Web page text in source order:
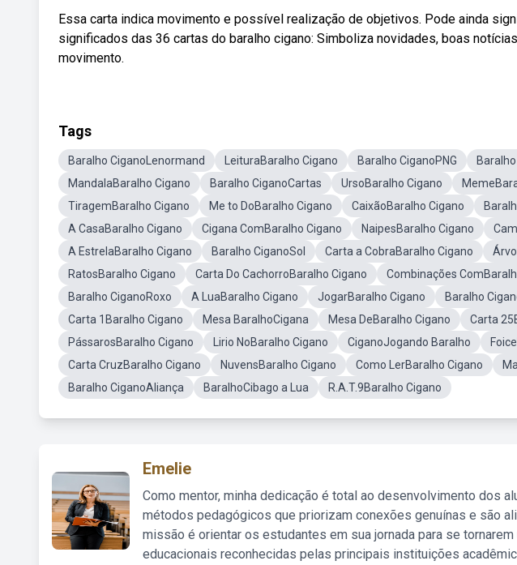
Essa carta indica movimento e possível realização de objetivos. Pode ainda
significados das 36 cartas do baralho cigano: Simboliza novidades, boas
movimento.
Tags
Baralho CiganoLenormand LeituraBaralho Cigano Baralho CiganoPNG
MandalaBaralho Cigano
Baralho CiganoCartas UrsoBaralho Cigano
TiragemBaralho Cigano
Me to DoBaralho Cigano CaixãoBaralho Cigano
A CasaBaralho Cigano
Cigana ComBaralho Cigano NaipesBaralho Cigano
A EstrelaBaralho Cigano
Baralho CiganoSol Carta a CobraBaralho Cigano
RatosBaralho Cigano
Carta Do CachorroBaralho Cigano Combinações
Baralho CiganoRoxo
A LuaBaralho Cigano JogarBaralho Cigano Baralho
Carta 1Baralho Cigano
Mesa BaralhoCigana Mesa DeBaralho Cigano Carta
PássarosBaralho Cigano
Lirio NoBaralho Cigano CiganoJogando Baralho
Carta CruzBaralho Cigano
NuvensBaralho Cigano Como LerBaralho Cigano
Baralho CiganoAliança
BaralhoCibago a Lua R.A.T.9Baralho Cigano
Emelie
Como mentor, minha dedicação é total ao desenvolvimento dos
métodos pedagógicos que priorizam conexões genuínas e são
missão é orientar os estudantes em sua jornada para se
educacionais reconhecidas pelas principais instituições